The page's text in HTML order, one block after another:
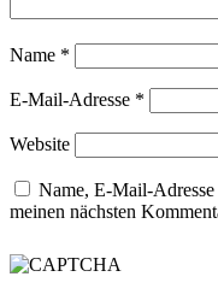
Name *
E-Mail-Adresse *
Website
Name, E-Mail-
meinen nächsten